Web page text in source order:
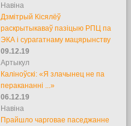
Навіна
Дзмітрый Кісялёў
раскрытыкаваў пазіцыю РПЦ па
ЭКА і сурагатнаму мацярынству
09.12.19
Артыкул
Каліноўскі: «Я злачынец не па
перакананні ...»
06.12.19
Навіна
Прайшло чарговае паседжанне